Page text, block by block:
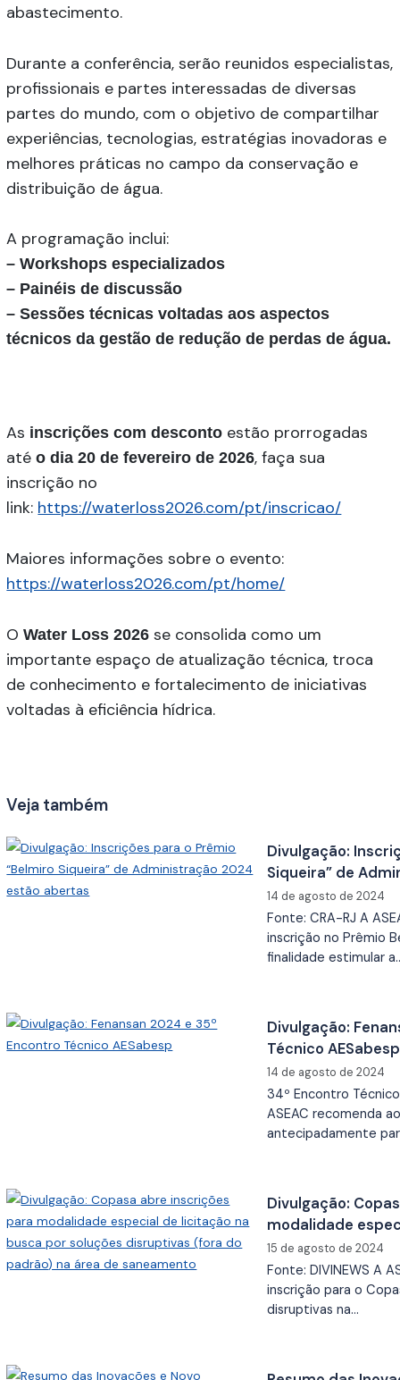
abastecimento.
Durante a conferência, serão reunidos especialistas,
profissionais e partes interessadas de diversas
partes do mundo, com o objetivo de compartilhar
experiências, tecnologias, estratégias inovadoras e
melhores práticas no campo da conservação e
distribuição de água.
A programação inclui:
– Workshops especializados
– Painéis de discussão
– Sessões técnicas voltadas aos aspectos
técnicos da gestão de redução de perdas de água.
As inscrições com desconto estão prorrogadas
atéo dia 20 de fevereiro de 2026, faça sua
inscrição no
link: https://waterloss2026.com/pt/inscricao/
Maiores informações sobre o evento:
https://waterloss2026.com/pt/home/
OWater Loss 2026 se consolida como um
importante espaço de atualização técnica, troca
de conhecimento e fortalecimento de iniciativas
voltadas à eficiência hídrica.
Veja também
Divulgação:
Siqueira” de
14 de agosto de 2024
Fonte: CRA-RJ A
inscrição no Prêmio
finalidade estimular
Divulgação:
Técnico AESabesp
14 de agosto de 2024
34º Encontro
ASEAC recomenda
antecipadamente
Divulgação:
modalidade
soluções
saneamento
15 de agosto de 2024
Fonte: DIVINEWS A
inscrição para o
disruptivas na…